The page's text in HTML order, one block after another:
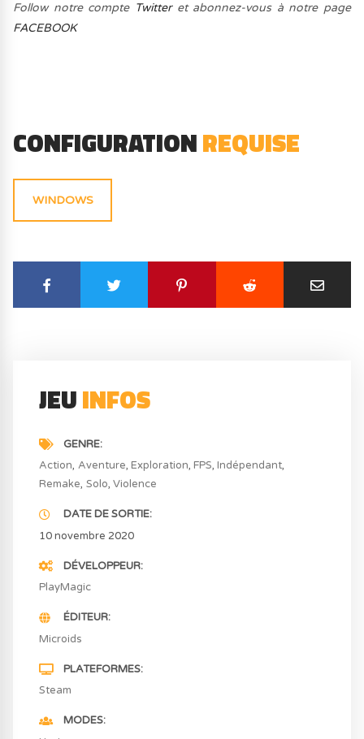
Follow notre compte Twitteret abonnez-vous à notre page
FACEBOOK
CONFIGURATIONREQUISE
WINDOWS
JEUINFOS
GENRE
Action Aventure Exploration FPS Indépendant
Remake Solo Violence
DATE DE SORTIE
10 novembre 2020
DÉVELOPPEUR
PlayMagic
ÉDITEUR
Microids
PLATEFORMES
Steam
MODES